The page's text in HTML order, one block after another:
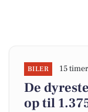
BILER 15
De
op til